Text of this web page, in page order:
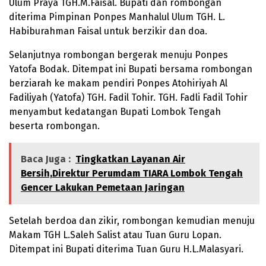
Ulum Praya TGH.M.Faisal. Bupati dan rombongan
diterima Pimpinan Ponpes Manhalul Ulum TGH. L.
Habiburahman Faisal untuk berzikir dan doa.
Selanjutnya rombongan bergerak menuju Ponpes
Yatofa Bodak. Ditempat ini Bupati bersama rombongan
berziarah ke makam pendiri Ponpes Atohiriyah Al
Fadiliyah (Yatofa) TGH. Fadil Tohir. TGH. Fadli Fadil Tohir
menyambut kedatangan Bupati Lombok Tengah
beserta rombongan.
Baca Juga : Tingkatkan Layanan Air
Bersih,Direktur Perumdam TIARA Lombok Tengah
Gencer Lakukan Pemetaan Jaringan
Setelah berdoa dan zikir, rombongan kemudian menuju
Makam TGH L.Saleh Salist atau Tuan Guru Lopan.
Ditempat ini Bupati diterima Tuan Guru H.L.Malasyari.